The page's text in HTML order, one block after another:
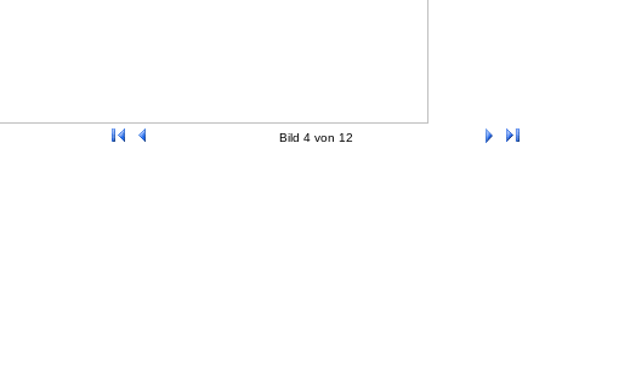
Bild 4 von 12